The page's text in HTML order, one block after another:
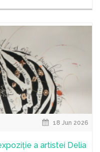
18 Jun 2026
a artistei Delia